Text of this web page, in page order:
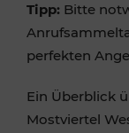
Tipp: Bitte
perfekten
Ein Überblick
Mostviertel